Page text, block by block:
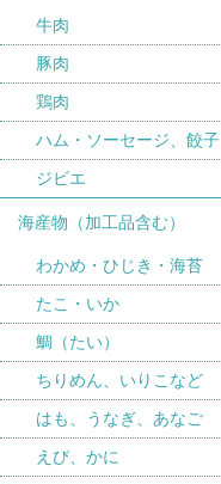
牛肉
豚肉
鶏肉
ハム・ソーセージ、餃子
ジビエ
海産物（加工品含む）
わかめ・ひじき・海苔
たこ・いか
鯛（たい）
ちりめん、いりこなど
はも、うなぎ、あなご
えび、かに